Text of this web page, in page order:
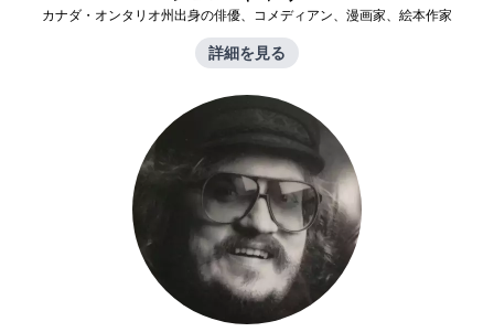
カナダ・オンタリオ州出身の俳優、コメディアン、漫画家、絵本作家
詳細を見る